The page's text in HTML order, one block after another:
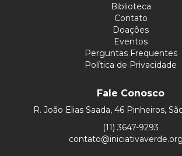
Biblioteca
Contato
Doações
Eventos
Perguntas Frequentes
Política de Privacidade
Fale Conosco
R. João Elias Saada, 46 Pinheiros,
(11) 3647-9293